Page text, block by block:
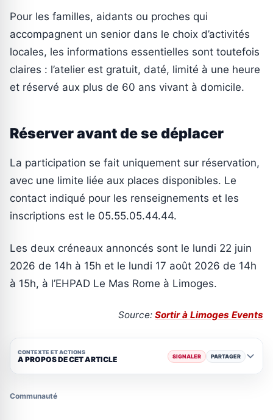
Pour les familles, aidants ou proches qui
accompagnent un senior dans le choix d’activités
locales, les informations essentielles sont toutefois
claires : l’atelier est gratuit, daté, limité à une heure
et réservé aux plus de 60 ans vivant à domicile.
Réserver avant de se déplacer
La participation se fait uniquement sur réservation,
avec une limite liée aux places disponibles. Le
contact indiqué pour les renseignements et les
inscriptions est le 05.55.05.44.44.
Les deux créneaux annoncés sont le lundi 22 juin
2026 de 14h à 15h et le lundi 17 août 2026 de 14h
à 15h, à l’EHPAD Le Mas Rome à Limoges.
Source: Sortir à Limoges Events
CONTEXTE ET ACTIONS
A PROPOS DE CET ARTICLE SIGNALER PARTAGER
Communauté